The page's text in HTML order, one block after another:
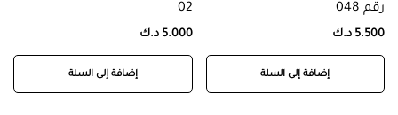
رقم 048
5.500 د.ك
إضافة إلى السلة
02
5.000 د.ك
إضافة إلى السلة